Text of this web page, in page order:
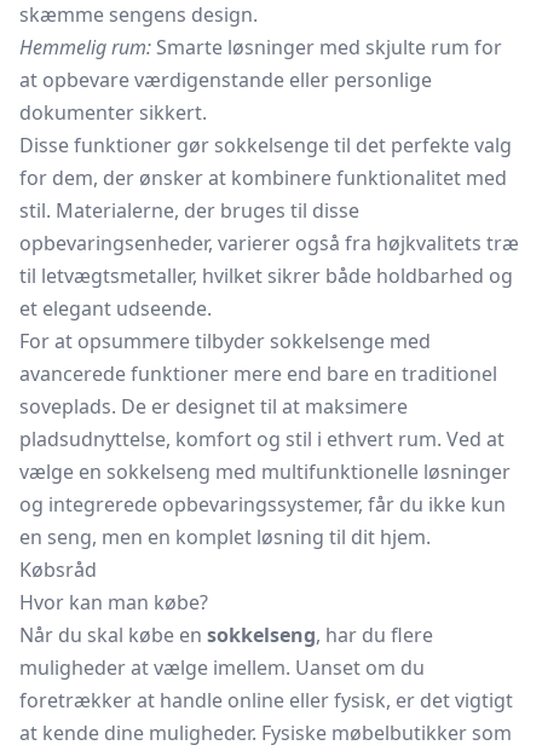
skæmme sengens design.
Hemmelig rum: Smarte løsninger med skjulte rum for
at opbevare værdigenstande eller personlige
dokumenter sikkert.
Disse funktioner gør sokkelsenge til det perfekte valg
for dem, der ønsker at kombinere funktionalitet med
stil. Materialerne, der bruges til disse
opbevaringsenheder, varierer også fra højkvalitets træ
til letvægtsmetaller, hvilket sikrer både holdbarhed og
et elegant udseende.
For at opsummere tilbyder sokkelsenge med
avancerede funktioner mere end bare en traditionel
soveplads. De er designet til at maksimere
pladsudnyttelse, komfort og stil i ethvert rum. Ved at
vælge en sokkelseng med multifunktionelle løsninger
og integrerede opbevaringssystemer, får du ikke kun
en seng, men en komplet løsning til dit hjem.
Købsråd
Hvor kan man købe?
Når du skal købe en sokkelseng, har du flere
muligheder at vælge imellem. Uanset om du
foretrækker at handle online eller fysisk, er det vigtigt
at kende dine muligheder. Fysiske møbelbutikker som